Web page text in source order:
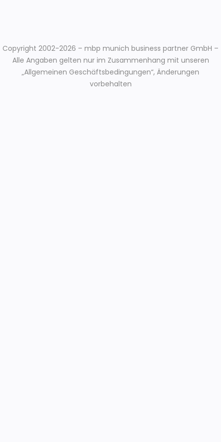
Copyright 2002-2026 – mbp munich business partner GmbH –
Alle Angaben gelten nur im Zusammenhang mit unseren
„Allgemeinen Geschäftsbedingungen“, Änderungen
vorbehalten